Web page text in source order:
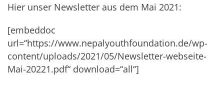
Hier unser Newsletter aus dem Mai 2021:
[embeddoc
url=“https://www.nepalyouthfoundation.de/wp-
content/uploads/2021/05/Newsletter-webseite-
Mai-20221.pdf“ download=“all“]